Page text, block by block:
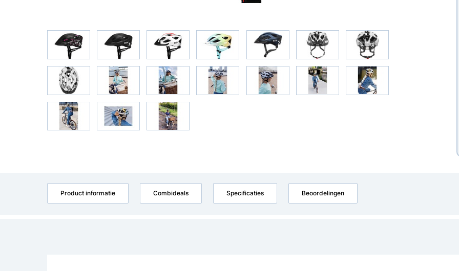
Product informatie Combideals Specificaties Beoordelingen